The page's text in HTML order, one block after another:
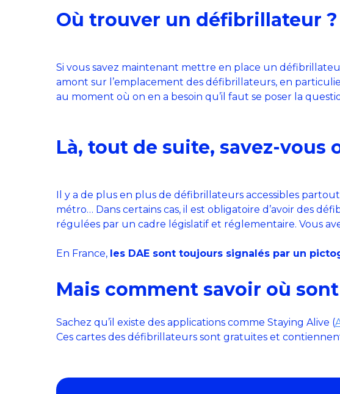
Où trouver un défibrillateur ?
Si vous savez maintenant mettre en place un
amont sur l’emplacement des défibrillateurs, en
au moment où on en a besoin qu’il faut se poser la
Là, tout de suite, savez-
Il y a de plus en plus de défibrillateurs accessibles partout
métro… Dans certains cas, il est obligatoire d’avoir des
régulées par un cadre législatif et réglementaire. Vous
En France, les DAE sont toujours signalés par un
Mais comment savoir où
Sachez qu’il existe des applications comme Staying Alive (
Ces cartes des défibrillateurs sont gratuites et